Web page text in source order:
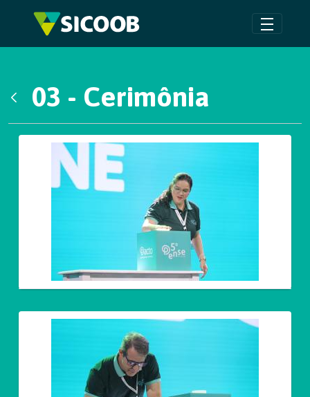
Pular para o Conteúdo principal
03 - Cerimônia
Galeria de Mídias